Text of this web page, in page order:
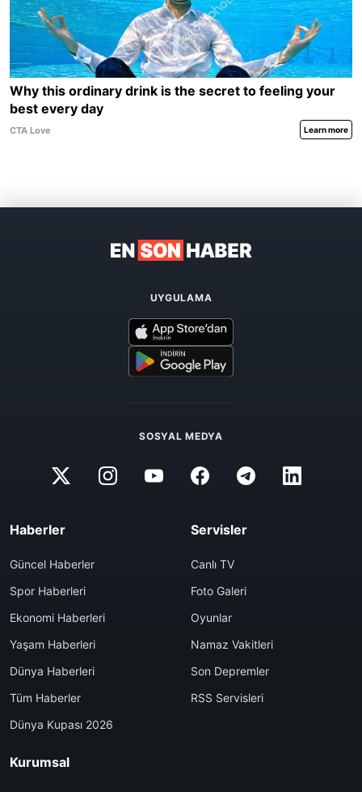
UYGULAMA
SOSYAL MEDYA
Haberler
Güncel Haberler
Spor Haberleri
Ekonomi Haberleri
Yaşam Haberleri
Dünya Haberleri
Tüm Haberler
Dünya Kupası 2026
Servisler
Canlı TV
Foto Galeri
Oyunlar
Namaz Vakitleri
Son Depremler
RSS Servisleri
Kurumsal